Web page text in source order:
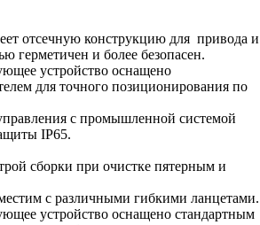
отсечную конструкцию для привода и
герметичен и более безопасен.
устройство оснащено
для точного позиционирования по
с промышленной системой
IP65.
сборки при очистке пятерным и
с различными гибкими ланцетами.
устройство оснащено стандартным